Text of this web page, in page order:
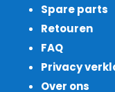
Spare parts
Retouren
FAQ
Privacy
Over ons